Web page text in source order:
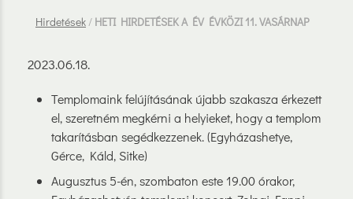
Hirdetések / HETI HIRDETÉSEK A ÉV ÉVKÖZI 11. VASÁRNAP
2023.06.18.
Templomaink felújításának újabb szakasza érkezett
el, szeretném megkérni a helyieket, hogy a templom
takarításban segédkezzenek. (Egyházashetye,
Gérce, Káld, Sitke)
Augusztus 5-én, szombaton este 19.00 órakor,